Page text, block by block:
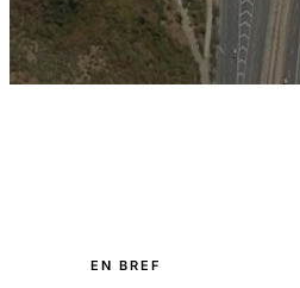
EN BREF